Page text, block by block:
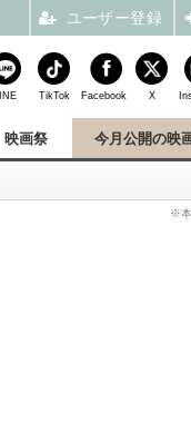
映画祭 今月公開の映
※本
TikTok Facebook X
ユーザー登録